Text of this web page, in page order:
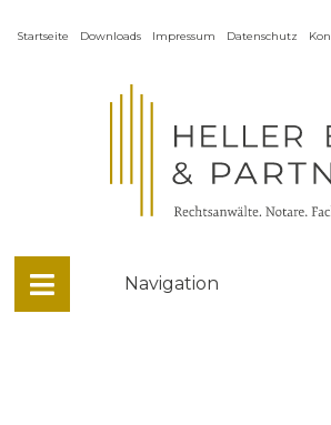
Startseite Downloads Impressum Datenschutz
Navigation